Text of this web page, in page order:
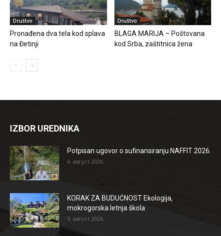
Društvo
Pronađena dva tela kod splava
na Đetinji
Društvo
BLAGA MARIJA – Poštovana
kod Srba, zaštitnica žena
IZBOR UREDNIKA
Potpisan ugovor o sufinansiranju NAFFIT 2026.
6. август 2026.
KORAK ZA BUDUĆNOST Ekologija,
mokrogorska letnja škola
5. август 2026.